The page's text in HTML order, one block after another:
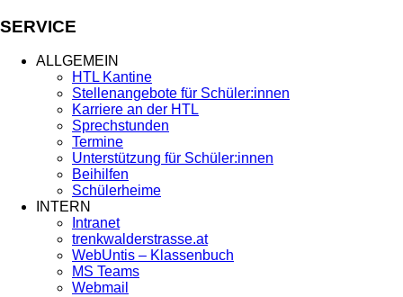
SERVICE
ALLGEMEIN
HTL Kantine
Stellenangebote für Schüler:innen
Karriere an der HTL
Sprechstunden
Termine
Unterstützung für Schüler:innen
Beihilfen
Schülerheime
INTERN
Intranet
trenkwalderstrasse.at
WebUntis – Klassenbuch
MS Teams
Webmail